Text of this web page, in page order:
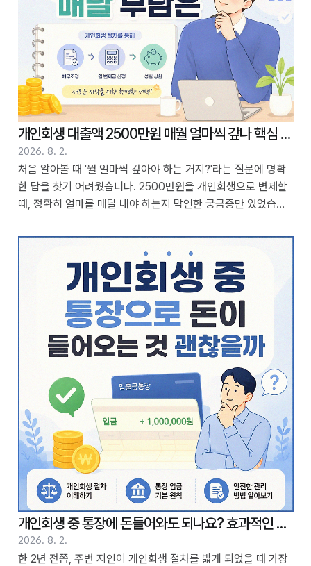
개인회생 대출액 2500만원 매월 얼마씩 갚나 핵심 가이드
2026. 8. 2.
처음 알아볼 때 '월 얼마씩 갚아야 하는 거지?'라는 질문에 명확
한 답을 찾기 어려웠습니다. 2500만원을 개인회생으로 변제할
때, 정확히 얼마를 매달 내야 하는지 막연한 궁금증만 있었습니
정리했던 내용을 공유하려 합니다. 월 상환액은 단순히 총액을
개월 수로 나누는 것 이상으로, 여러 요소를 고려해야 합니다. 목
차 1. 개인회생 총 변제액 2500만원, 월 상환액 계산 방식은? 2.
상환 기간에 따라 월 납입액이 달라지나요 3. 소득과 생계비가
월 상환액에 미치는 영향 4. 인가 결정 후 실제 납부 과정 경험 5.
추가 납입 또는 조기 상환이 가능한지 6. 연체 시 발생할 수 있는
문제점 7. 궁금했던 점, 다른 분들의 이야기는?..
개인회생 중 통장에 돈들어와도 되나요? 효과적인 관리
2026. 8. 2.
한 2년 전쯤, 주변 지인이 개인회생 절차를 밟게 되었을 때 가장